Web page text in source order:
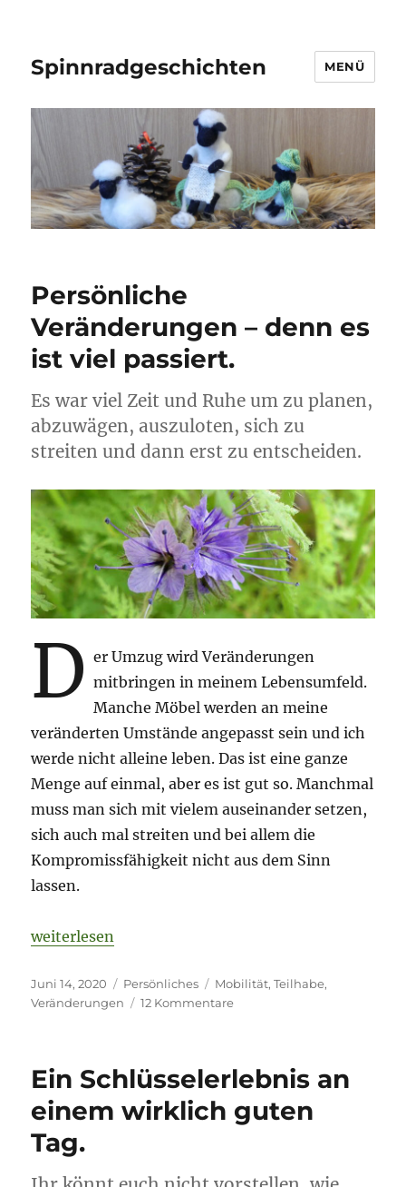
Spinnradgeschichten MENÜ
Persönliche
Veränderungen – denn es
ist viel passiert.
Es war viel Zeit und Ruhe um zu planen,
abzuwägen, auszuloten, sich zu
streiten und dann erst zu entscheiden.
D er Umzug wird Veränderungen
mitbringen in meinem Lebensumfeld.
Manche Möbel werden an meine
veränderten Umstände angepasst sein und ich
werde nicht alleine leben. Das ist eine ganze
Menge auf einmal, aber es ist gut so. Manchmal
muss man sich mit vielem auseinander setzen,
sich auch mal streiten und bei allem die
Kompromissfähigkeit nicht aus dem Sinn
lassen.
„Persönliche Veränderungen – denn es ist viel
weiterlesen
Veröffentlicht
am
Juni 14, 2020 Kategorien
Persönliches Schlagwörter
Mobilität,Teilhabe,
Veränderungen
12 Kommentarezu
denn
ist
Ein Schlüsselerlebnis an
einem wirklich guten
Tag.